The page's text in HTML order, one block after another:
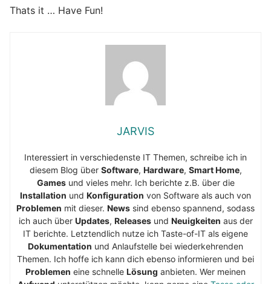
Thats it … Have Fun!
JARVIS
Interessiert in verschiedenste IT Themen, schreibe ich in
diesem Blog über Software, Hardware, Smart Home,
Gamesund vieles mehr. Ich berichte z.B. über die
Installation und Konfiguration von Software als auch von
Problemen mit dieser. News sind ebenso spannend, sodass
ich auch über Updates, Releasesund Neuigkeiten aus der
IT berichte. Letztendlich nutze ich Taste-of-IT als eigene
Dokumentation und Anlaufstelle bei wiederkehrenden
Themen. Ich hoffe ich kann dich ebenso informieren und bei
Problemen eine schnelle Lösung anbieten. Wer meinen